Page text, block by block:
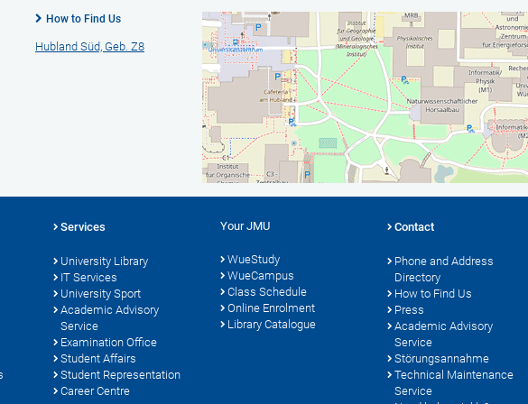
How to Find Us
Hubland Süd, Geb. Z8
Services
University Library
IT Services
University Sport
Academic Advisory
Service
Examination Office
Student Affairs
Student Representation
Career Centre
Your JMU
WueStudy
WueCampus
Class Schedule
Online Enrolment
Library Catalogue
Contact
Phone and Address
Directory
How to Find Us
Press
Academic Advisory
Service
Störungsannahme
Technical Maintenance
Service